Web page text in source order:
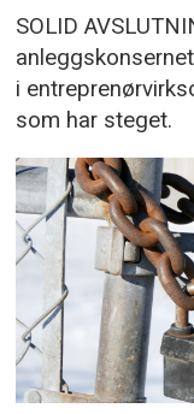
SOLID
i
som har steget.